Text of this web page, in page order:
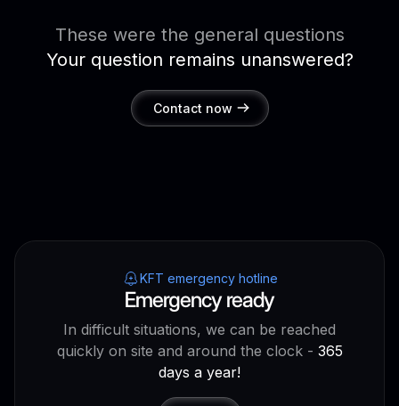
These were the general questions
Your question remains unanswered?
Contact now
KFT emergency hotline
Emergency ready
In difficult situations, we can be reached
quickly on site and around the clock - 365
days a year!